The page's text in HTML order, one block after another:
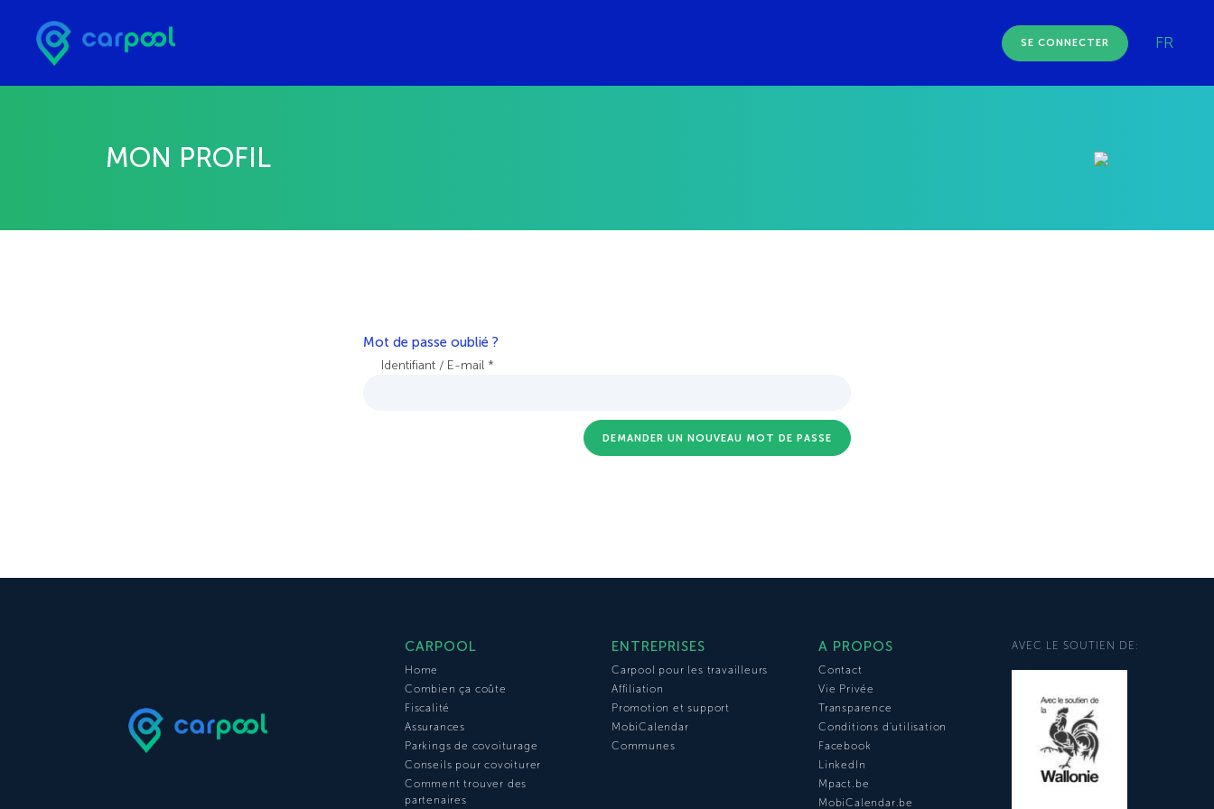
SE CONNECTER FR
MON PROFIL
Mot de passe oublié ?
Identifiant / E-mail *
DEMANDER UN NOUVEAU MOT DE PASSE
CARPOOL
Home
Combien ça coûte
Fiscalité
Assurances
Parkings de covoiturage
Conseils pour covoiturer
Comment trouver des
partenaires
ENTREPRISES
Carpool pour les travailleurs
Affiliation
Promotion et support
MobiCalendar
Communes
A PROPOS
Contact
Vie Privée
Transparence
Conditions d'utilisation
Facebook
LinkedIn
Mpact.be
MobiCalendar.be
AVEC LE SOUTIEN DE: